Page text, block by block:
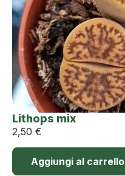
Lithops mix
2,50 €
Aggiungi al carrello